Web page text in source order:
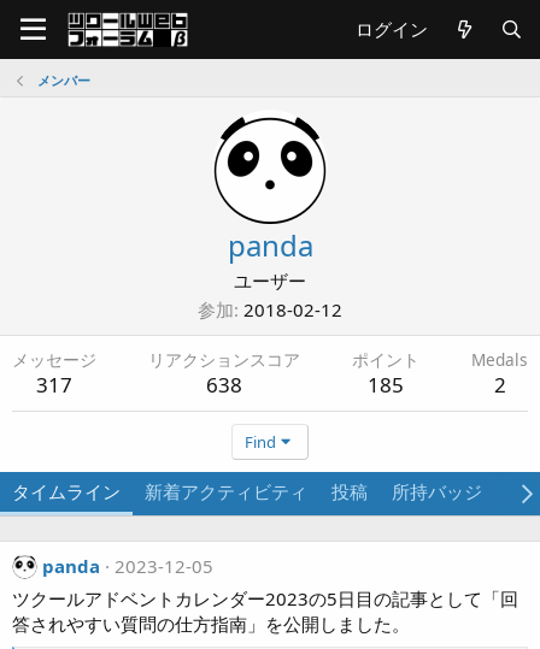
ログイン
メンバー
panda
ユーザー
参加 2018-02-12
メッセージ
317
リアクションスコア
638
ポイント
185
Medals
2
Find
タイムライン 新着アクティビティ 投稿 所持バッジ プ
panda
2023-12-05
ツクールアドベントカレンダー2023の5日目の記事として「回
答されやすい質問の仕方指南」を公開しました。